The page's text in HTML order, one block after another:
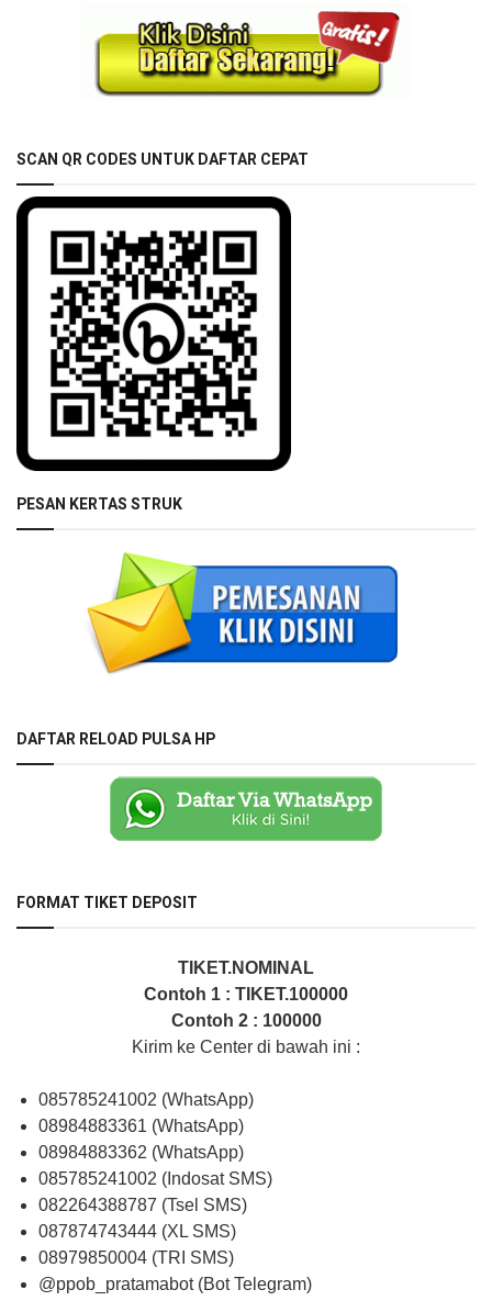
SCAN QR CODES UNTUK DAFTAR CEPAT
PESAN KERTAS STRUK
DAFTAR RELOAD PULSA HP
FORMAT TIKET DEPOSIT
TIKET.NOMINAL
Contoh 1 : TIKET.100000
Contoh 2 : 100000
Kirim ke Center di bawah ini :
085785241002 (WhatsApp)
08984883361 (WhatsApp)
08984883362 (WhatsApp)
085785241002 (Indosat SMS)
082264388787 (Tsel SMS)
087874743444 (XL SMS)
08979850004 (TRI SMS)
@ppob_pratamabot (Bot Telegram)